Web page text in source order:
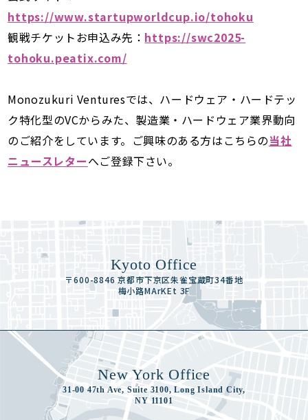
https://www.startupworldcup.io/tohoku
観戦チケットお申込み先： https://swc2025-
tohoku.peatix.com/
Monozukuri Venturesでは、ハードウェア・ハードテッ
ク特化型のVCからみた、製造業・ハードウェア業界動向
のご紹介をしています。ご興味のある方はこちらの当社
ニュースレターへご登録下さい。
Kyoto Office
〒600-8846 京都市下京区朱雀宝蔵町34番地
梅小路MArKEt 3F
New York Office
31-00 47th Ave, Suite 3100, Long Island City,
NY 11101